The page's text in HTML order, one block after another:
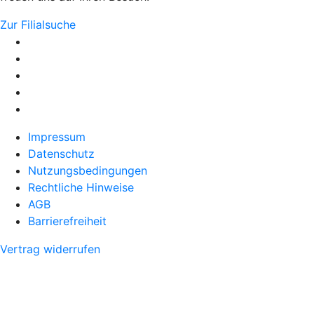
Zur Filialsuche
Impressum
Datenschutz
Nutzungsbedingungen
Rechtliche Hinweise
AGB
Barrierefreiheit
Vertrag widerrufen